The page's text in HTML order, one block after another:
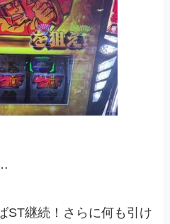
ST継続！さらに何も引け